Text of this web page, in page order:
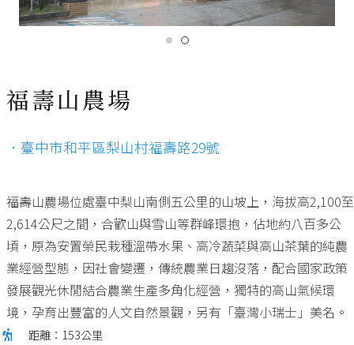
福壽山農場
．臺中市和平區梨山村福壽路29號
福壽山農場位處臺中梨山南側五公里的山坡上，海拔高2,100至
2,614公尺之間，合歡山與雪山等群峰環抱，佔地約八百多公
頃，原為安置榮民栽種溫帶水果、高冷蔬菜與高山茶葉的純農
業經營型態，因社會變遷，傳統農業日趨沒落，配合國家政策
發展觀光休閒結合農業生產多角化經營，獨特的高山氣候環
境，孕育出豐富的人文自然景觀，另有「臺灣小瑞士」美名。
距離：153公里